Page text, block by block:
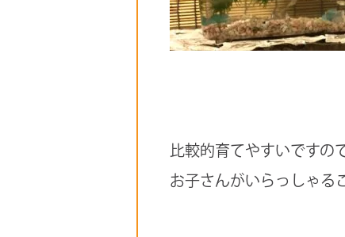
比較的育てやすいですの
お子さんがいらっしゃる